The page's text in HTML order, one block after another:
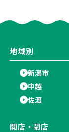
地域別
新潟市
中越
佐渡
開店・閉店